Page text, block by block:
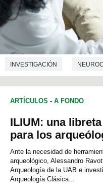
INVESTIGACIÓN
INFORMÁTICA
ARTÍCULOS - A FONDO
ILIUM: una
para los
Ante la necesidad de
arqueológico, Alessandro
Arqueología de la UAB e
Arqueología Clásica...